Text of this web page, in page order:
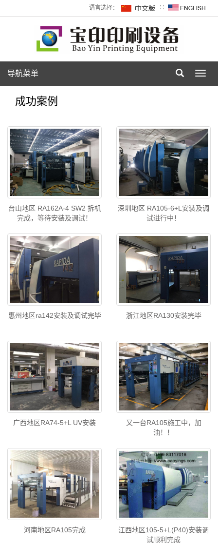
语言选择： ∷
导航菜单
成功案例
台山地区 RA162A-4 SW2 拆机
完成，等待安装及调试！
深圳地区 RA105-6+L安装及调
试进行中！
惠州地区ra142安装及调试完毕 浙江地区RA130安装完毕
广西地区RA74-5+L UV安装
又一台RA105施工中，加
油！！
河南地区RA105完成
江西地区105-5+L(P40)安装调
试顺利完成